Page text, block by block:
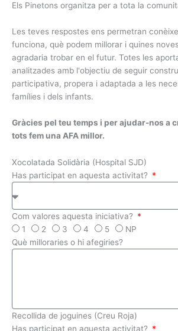
Els Pinetons organitza per a tota la
Les teves respostes ens permetran
funciona, què podem millorar i quines
agradaria trobar en el futur. Totes les
analitzades amb l'objectiu de seguir
participativa, propera i adaptada a les
famílies i dels infants.
Gràcies pel teu temps i per ajudar-nos a
tots fem una AFA millor.
Xocolatada Solidària (Hospital SJD)
Has participat en aquesta activitat?
Com valores aquesta iniciativa?
1
2 3 4 5
NP
Què milloraries o hi afegiries?
Recollida de joguines (Creu Roja)
Has participat en aquesta activitat?